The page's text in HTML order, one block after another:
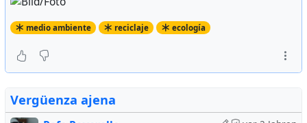
medio ambiente reciclaje ecología
Vergüenza ajena